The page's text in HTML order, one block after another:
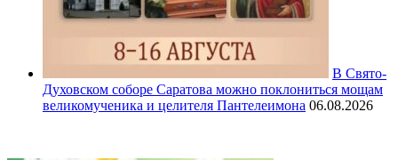
В Свято-
Духовском соборе Саратова можно поклониться мощам
великомученика и целителя Пантелеимона 06.08.2026